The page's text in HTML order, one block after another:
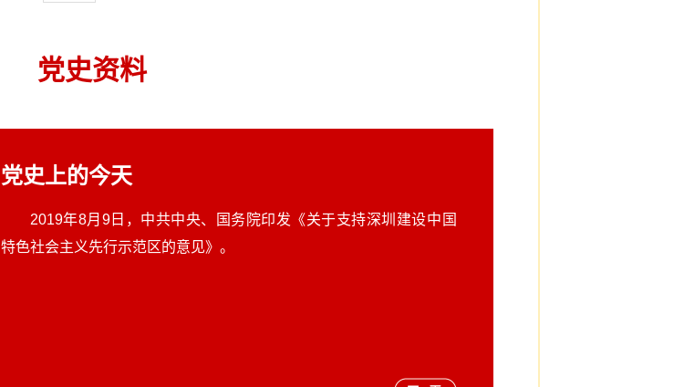
党史资料
党史上的今天
2019年8月9日，中共中央、国务院印发《关于支持深圳建设中国
特色社会主义先行示范区的意见》。